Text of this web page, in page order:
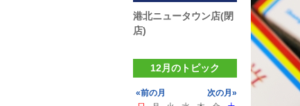
港北ニュータウン店(閉
店)
12月のトピック
«前の月
次の月»